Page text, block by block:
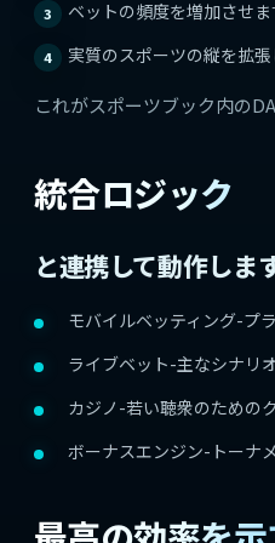
ベットの頻度を増加させま
実質のスポーツの縦を拡
これがスポーツブック内の
統合ロジック
と連携して動作しま
モバイルベッティング-プ
ライブベット-主なシナリ
カジノ-若い聴衆のための
ボーナスエンジン-トーナ